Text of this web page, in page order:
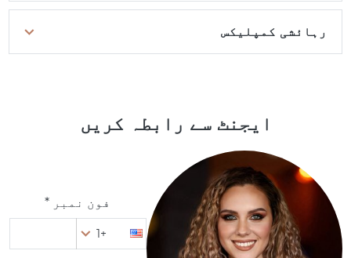
رہائشی کمپلیکس
ایجنٹ سے رابطہ کریں
فون نمبر *
+1